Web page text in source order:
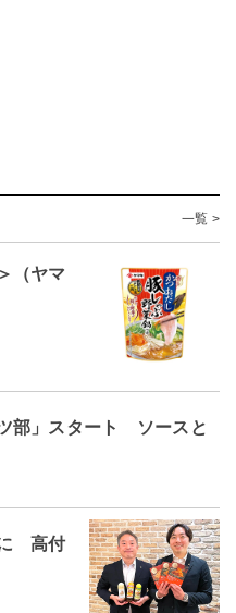
一覧 >
（ヤマ
部」スタート ソースと
に 高付